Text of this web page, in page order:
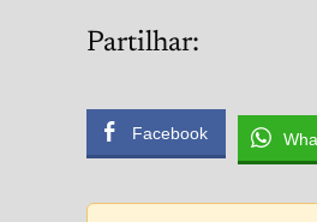
Partilhar:
Facebook